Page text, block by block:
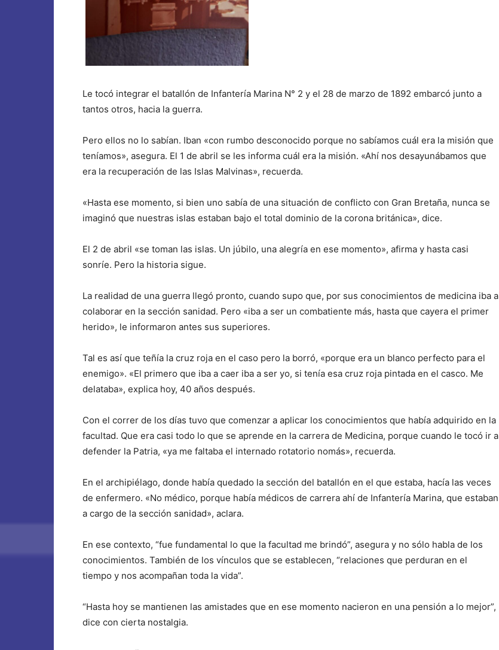
Le tocó integrar el batallón de Infantería Marina N° 2 y el 28 de marzo de 1892 embarcó junto a
tantos otros, hacia la guerra.
Pero ellos no lo sabían. Iban «con rumbo desconocido porque no sabíamos cuál era la misión que
teníamos», asegura. El 1 de abril se les informa cuál era la misión. «Ahí nos desayunábamos que
era la recuperación de las Islas Malvinas», recuerda.
«Hasta ese momento, si bien uno sabía de una situación de conflicto con Gran Bretaña, nunca se
imaginó que nuestras islas estaban bajo el total dominio de la corona británica», dice.
El 2 de abril «se toman las islas. Un júbilo, una alegría en ese momento», afirma y hasta casi
sonríe. Pero la historia sigue.
La realidad de una guerra llegó pronto, cuando supo que, por sus conocimientos de medicina iba a
colaborar en la sección sanidad. Pero «iba a ser un combatiente más, hasta que cayera el primer
herido», le informaron antes sus superiores.
Tal es así que teñía la cruz roja en el caso pero la borró, «porque era un blanco perfecto para el
enemigo». «El primero que iba a caer iba a ser yo, si tenía esa cruz roja pintada en el casco. Me
delataba», explica hoy, 40 años después.
Con el correr de los días tuvo que comenzar a aplicar los conocimientos que había adquirido en la
facultad. Que era casi todo lo que se aprende en la carrera de Medicina, porque cuando le tocó ir a
defender la Patria, «ya me faltaba el internado rotatorio nomás», recuerda.
En el archipiélago, donde había quedado la sección del batallón en el que estaba, hacía las veces
de enfermero. «No médico, porque había médicos de carrera ahí de Infantería Marina, que estaban
a cargo de la sección sanidad», aclara.
En ese contexto, “fue fundamental lo que la facultad me brindó”, asegura y no sólo habla de los
conocimientos. También de los vínculos que se establecen, “relaciones que perduran en el
tiempo y nos acompañan toda la vida”.
“Hasta hoy se mantienen las amistades que en ese momento nacieron en una pensión a lo mejor”,
dice con cierta nostalgia.